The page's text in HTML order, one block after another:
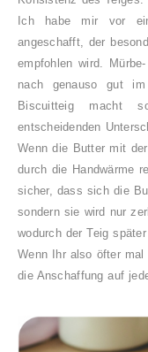
Ich habe mir vor
angeschafft, der
empfohlen wird.
nach genauso gut im
Biscuitteig macht
entscheidenden
Wenn die Butter mit
durch die Handwärme
sicher, dass sich die
sondern sie wird nur
wodurch der Teig
Wenn Ihr also öfter
die Anschaffung auf